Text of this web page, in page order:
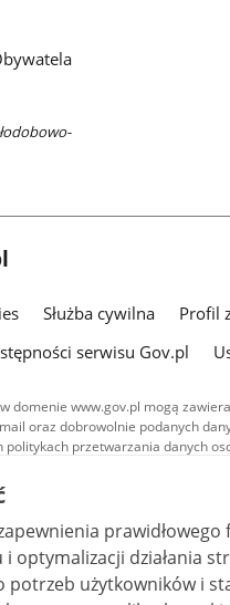
Służba cywilna Profil
serwisu Gov.pl
domenie www.gov.pl mogą
oraz dobrowolnie podanych
politykach przetwarzania danych
tekstowe publikowane w
na licencji typu Creative
4.0 (CC BY-SA 4.0).
na licencji typu
utworów zależnych 4.0 (CC BY-NC-
działania strony.
użytkowników i